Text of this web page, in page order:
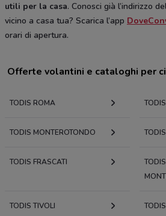
utili per la casa. Conosci già l’indirizzo
vicino a casa tua? Scarica l’app
orari di apertura.
Offerte volantini e cataloghi per
TODIS ROMA
TODIS MONTEROTONDO
TODIS FRASCATI
TODIS TIVOLI